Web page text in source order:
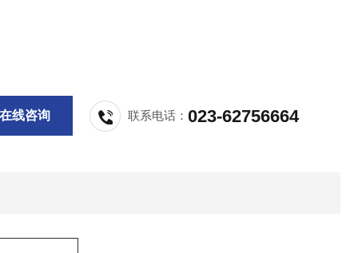
在线咨询 联系电话：023-62756664